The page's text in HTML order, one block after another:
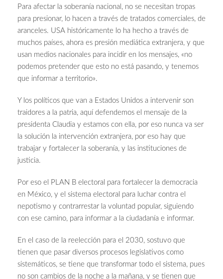
Para afectar la soberanía nacional, no se necesitan tropas
para presionar, lo hacen a través de tratados comerciales, de
aranceles. USA históricamente lo ha hecho a través de
muchos países, ahora es presión mediática extranjera, y que
usan medios nacionales para incidir en los mensajes, «no
podemos pretender que esto no está pasando, y tenemos
que informar a territorio».
Y los políticos que van a Estados Unidos a intervenir son
traidores a la patria, aquí defendemos el mensaje de la
presidenta Claudia y estamos con ella, por eso nunca va ser
la solución la intervención extranjera, por eso hay que
trabajar y fortalecer la soberanía, y las instituciones de
justicia.
Por eso el PLAN B electoral para fortalecer la democracia
en México, y el sistema electoral para luchar contra el
nepotismo y contrarrestar la voluntad popular, siguiendo
con ese camino, para informar a la ciudadanía e informar.
En el caso de la reelección para el 2030, sostuvo que
tienen que pasar diversos procesos legislativos como
sistemáticos, se tiene que transformar todo el sistema, pues
no son cambios de la noche a la mañana, y se tienen que